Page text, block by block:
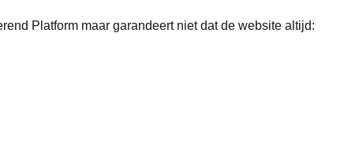
Platform maar garandeert niet dat de website altijd: